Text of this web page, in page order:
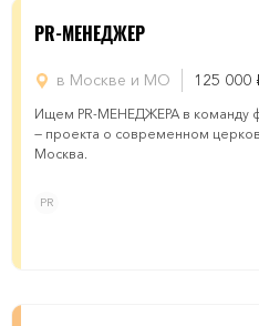
PR-МЕНЕДЖЕР
в Москве и МО 125 000
Ищем PR-МЕНЕДЖЕРА в команду
— проекта о современном
Москва.
PR